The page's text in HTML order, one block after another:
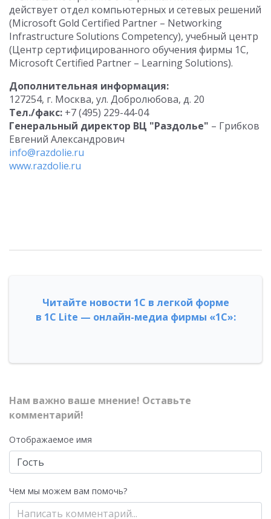
действует отдел компьютерных и сетевых решений
(Microsoft Gold Certified Partner – Networking
Infrastructure Solutions Competency), учебный центр
(Центр сертифицированного обучения фирмы 1С,
Microsoft Certified Partner – Learning Solutions).
Дополнительная информация:
127254, г. Москва, ул. Добролюбова, д. 20
Тел./факс: +7 (495) 229-44-04
Генеральный директор ВЦ "Раздолье" – Грибков
Евгений Александрович
info@razdolie.ru
www.razdolie.ru
Читайте новости 1С в легкой форме
в 1С Lite — онлайн-медиа фирмы «1С»:
Нам важно ваше мнение! Оставьте
комментарий!
Отображаемое имя
Чем мы можем вам помочь?